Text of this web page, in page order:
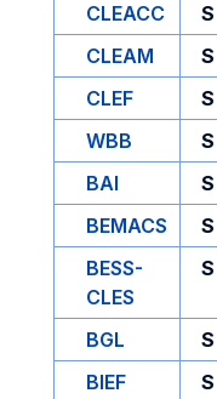
CLEACC
S
CLEAM
S
CLEF
S
WBB
S
BAI
S
BEMACS
S
BESS-
CLES
S
BGL S
BIEF
S